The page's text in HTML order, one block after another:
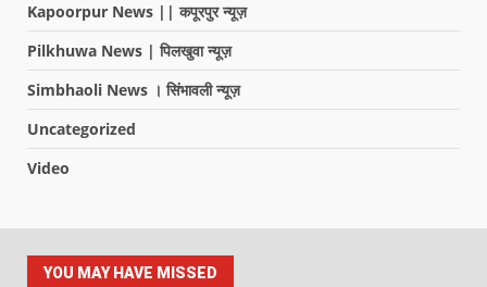
Kapoorpur News || कपूरपुर न्यूज़
Pilkhuwa News | पिलखुवा न्यूज़
Simbhaoli News । सिंभावली न्यूज़
Uncategorized
Video
YOU MAY HAVE MISSED